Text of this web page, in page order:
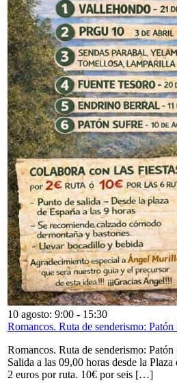
10 agosto: 9:00 - 15:30
Romancos. Ruta de senderismo: Patón
Romancos. Ruta de senderismo:
Salida a las 09,00 horas desde la
2 euros por ruta. 10€ por seis […]